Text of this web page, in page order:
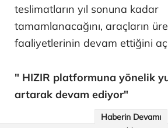
teslimatların yıl sonuna kadar
tamamlanacağını, araçların
faaliyetlerinin devam ettiğini
" HIZIR platformuna yönelik
artarak devam ediyor"
Haberin Devamı